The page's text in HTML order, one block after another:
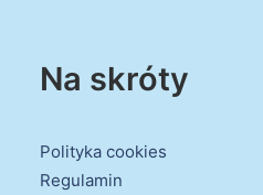
Na skróty
Polityka cookies
Regulamin